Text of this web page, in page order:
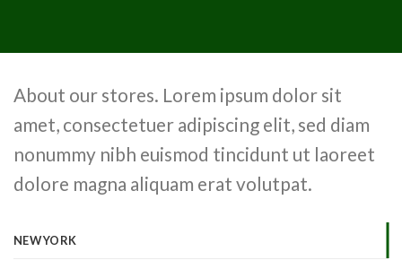
About our stores. Lorem ipsum dolor sit
amet, consectetuer adipiscing elit, sed diam
nonummy nibh euismod tincidunt ut laoreet
dolore magna aliquam erat volutpat.
NEW YORK